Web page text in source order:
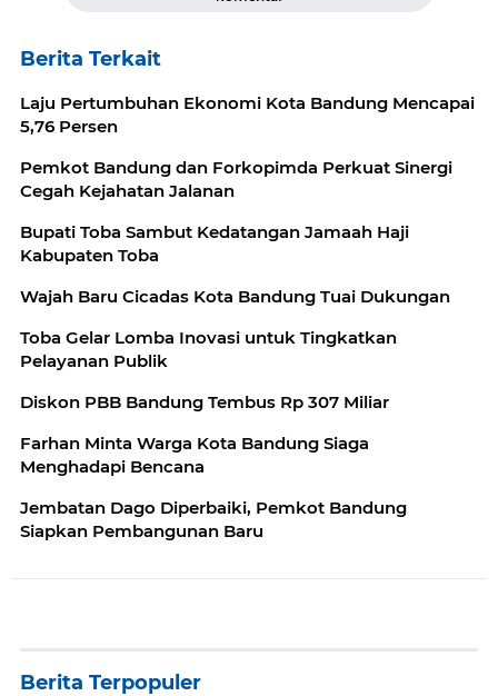
Berita Terkait
Laju Pertumbuhan Ekonomi Kota Bandung Mencapai
5,76 Persen
Pemkot Bandung dan Forkopimda Perkuat Sinergi
Cegah Kejahatan Jalanan
Bupati Toba Sambut Kedatangan Jamaah Haji
Kabupaten Toba
Wajah Baru Cicadas Kota Bandung Tuai Dukungan
Toba Gelar Lomba Inovasi untuk Tingkatkan
Pelayanan Publik
Diskon PBB Bandung Tembus Rp 307 Miliar
Farhan Minta Warga Kota Bandung Siaga
Menghadapi Bencana
Jembatan Dago Diperbaiki, Pemkot Bandung
Siapkan Pembangunan Baru
Berita Terpopuler